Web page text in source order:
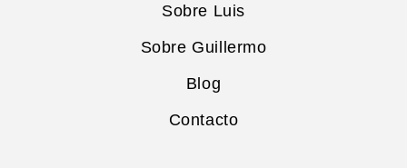
Sobre Luis
Sobre Guillermo
Blog
Contacto